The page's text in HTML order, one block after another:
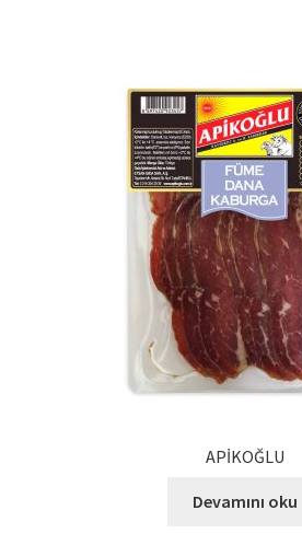
Uzakdoğu Mutfağı
Yönetim Kurulu Kişiler
APİKOĞLU
Devamını oku